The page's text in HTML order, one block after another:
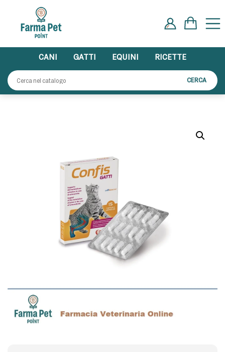
content
CANI GATTI EQUINI
RICETTE
CERCA